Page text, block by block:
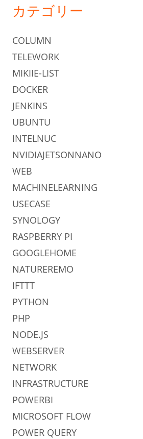
カテゴリー
COLUMN
TELEWORK
MIKIIE-LIST
DOCKER
JENKINS
UBUNTU
INTELNUC
NVIDIAJETSONNANO
WEB
MACHINELEARNING
USECASE
SYNOLOGY
RASPBERRY PI
GOOGLEHOME
NATUREREMO
IFTTT
PYTHON
PHP
NODE.JS
WEBSERVER
NETWORK
INFRASTRUCTURE
POWERBI
MICROSOFT FLOW
POWER QUERY